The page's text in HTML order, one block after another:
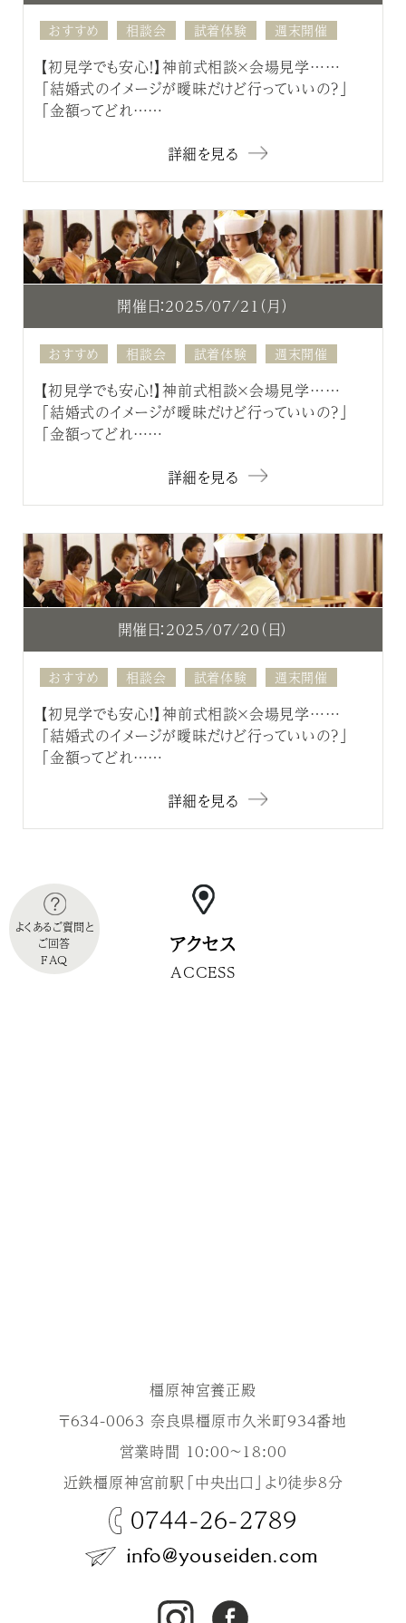
おすすめ 相談会 試着体験 週末開催
【初見学でも安心！】神前式相談×会場見学……
「結婚式のイメージが曖昧だけど行っていいの？」
「金額ってどれ……
詳細を見る
開催日：2025/07/21（月）
おすすめ 相談会 試着体験 週末開催
【初見学でも安心！】神前式相談×会場見学……
「結婚式のイメージが曖昧だけど行っていいの？」
「金額ってどれ……
詳細を見る
開催日：2025/07/20（日）
おすすめ 相談会 試着体験 週末開催
【初見学でも安心！】神前式相談×会場見学……
「結婚式のイメージが曖昧だけど行っていいの？」
「金額ってどれ……
詳細を見る
アクセス
ACCESS
橿原神宮養正殿
〒634-0063 奈良県橿原市久米町934番地
営業時間 10:00～18:00
近鉄橿原神宮前駅「中央出口」より徒歩8分
0744-26-2789
よくあるご質問と
ご回答
FAQ